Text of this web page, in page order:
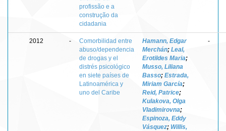
profissão e a
construção da
cidadania
2012 -
Comorbilidad entre
abuso/dependencia
de drogas y el
distrés psicológico
en siete países de
Latinoamérica y
uno del Caribe
Hamann, Edgar
Merchán; Leal,
Erotildes Maria;
Musso, Liliana
Basso; Estrada,
Miriam García;
Reid, Patrice;
Kulakova, Olga
Vladimirovna;
Espinoza, Eddy
Vásquez; Willis,
-